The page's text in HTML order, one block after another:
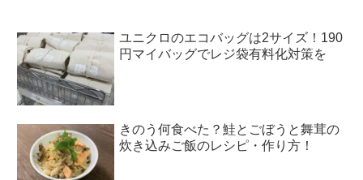
ユニクロのエコバッグは2サイズ！190
円マイバッグでレジ袋有料化対策を
きのう何食べた？鮭とごぼうと舞茸の
炊き込みご飯のレシピ・作り方！